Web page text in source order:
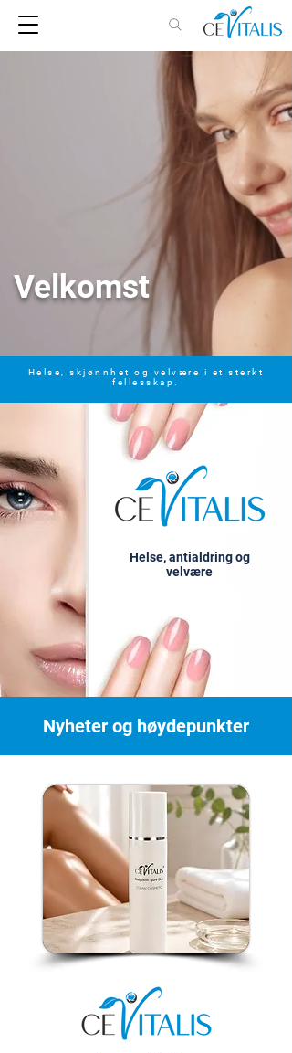
Velkomst
Helse, skjønnhet og velvære i et sterkt
fellesskap.
Helse, antialdring og
velvære
Nyheter og høydepunkter